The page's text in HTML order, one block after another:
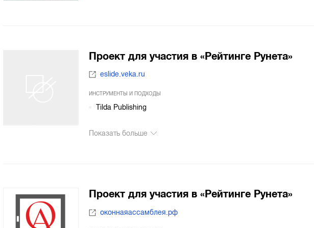
Проект для участия в «Рейтинге Рунета»
eslide.veka.ru
ИНСТРУМЕНТЫ И ПОДХОДЫ
Tilda Publishing
Показать больше
Проект для участия в «Рейтинге Рунета»
оконнаяассамблея.рф